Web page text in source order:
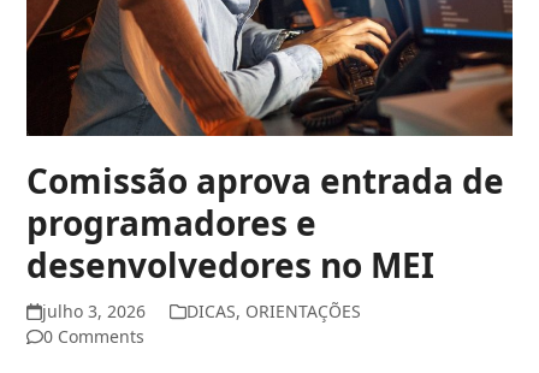
Comissão aprova entrada de
programadores e
desenvolvedores no MEI
julho 3, 2026 DICAS, ORIENTAÇÕES
0 Comments